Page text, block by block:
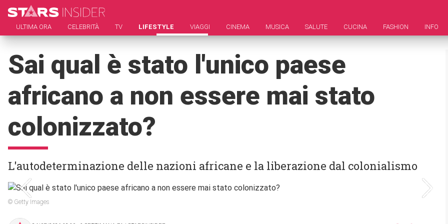
ULTIMA ORA CELEBRITÀ TV LIFESTYLE VIAGGI CINEMA MUSICA SALUTE CUCINA FASHION INFO
Sai qual è stato l'unico paese
africano a non essere mai stato
colonizzato?
L'autodeterminazione delle nazioni africane e la liberazione dal colonialismo
© Getty Images